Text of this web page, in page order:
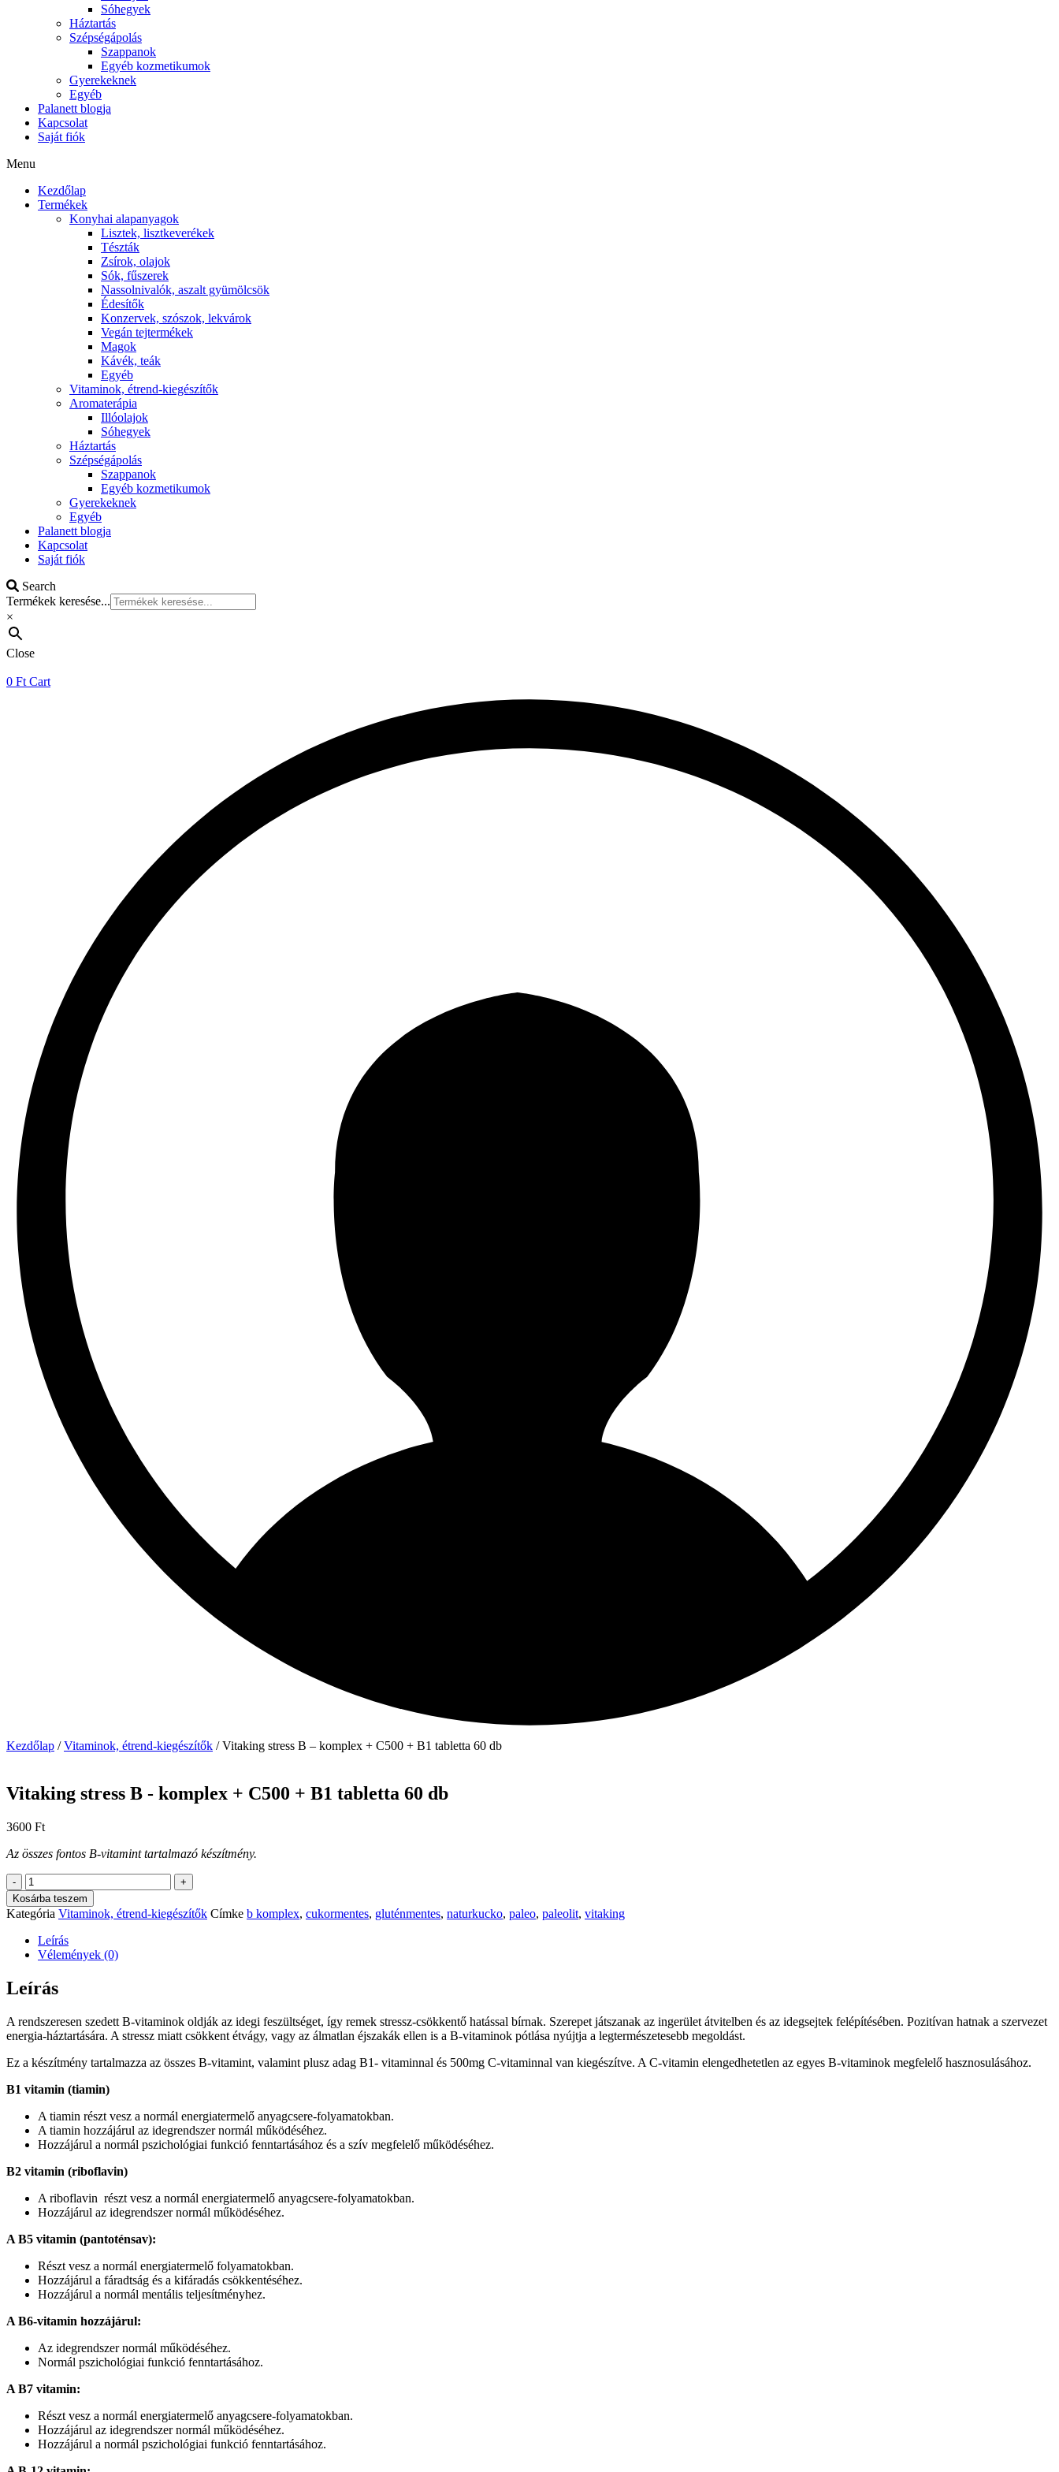
Sóhegyek
Háztartás
Szépségápolás
Szappanok
Egyéb kozmetikumok
Gyerekeknek
Egyéb
Palanett blogja
Kapcsolat
Saját fiók
Menu
Kezdőlap
Termékek
Konyhai alapanyagok
Lisztek, lisztkeverékek
Tészták
Zsírok, olajok
Sók, fűszerek
Nassolnivalók, aszalt gyümölcsök
Édesítők
Konzervek, szószok, lekvárok
Vegán tejtermékek
Magok
Kávék, teák
Egyéb
Vitaminok, étrend-kiegészítők
Aromaterápia
Illóolajok
Sóhegyek
Háztartás
Szépségápolás
Szappanok
Egyéb kozmetikumok
Gyerekeknek
Egyéb
Palanett blogja
Kapcsolat
Saját fiók
Search
Termékek keresése...
×
Close
0 Ft Cart
Kezdőlap /Vitaminok, étrend-kiegészítők / Vitaking stress B – komplex + C500 + B1 tabletta 60 db
Vitaking stress B - komplex + C500 + B1 tabletta 60 db
3600 Ft
Az összes fontos B-vitamint tartalmazó készítmény.
-
Vitaking
stress
B
-
komplex
+
C500
+
B1
60
db
+
Kosárba teszem
Kategória Vitaminok, étrend-kiegészítők Címke b komplex, cukormentes, gluténmentes, naturkucko, paleo, paleolit, vitaking
Leírás
Vélemények (0)
Leírás
A rendszeresen szedett B-vitaminok oldják az idegi feszültséget, így remek stressz-csökkentő hatással bírnak. Szerepet játszanak az ingerület átvitelben és az idegsejtek felépítésében. Pozitívan hatnak a szervezet
energia-háztartására. A stressz miatt csökkent étvágy, vagy az álmatlan éjszakák ellen is a B-vitaminok pótlása nyújtja a legtermészetesebb megoldást.
Ez a készítmény tartalmazza az összes B-vitamint, valamint plusz adag B1- vitaminnal és 500mg C-vitaminnal van kiegészítve. A C-vitamin elengedhetetlen az egyes B-vitaminok megfelelő hasznosulásához.
B1 vitamin (tiamin)
A tiamin részt vesz a normál energiatermelő anyagcsere-folyamatokban.
A tiamin hozzájárul az ideg­rendszer normál működésé­hez.
Hozzájárul a normál pszichológiai funkció fenntartásához és a szív megfelelő működéséhez.
B2 vitamin (riboflavin)
A riboflavin részt vesz a normál energiatermelő anyagcsere-folyamatokban.
Hozzájárul az idegrendszer normál működéséhez.
A B5 vitamin (pantoténsav):
Részt vesz a normál energiatermelő folyamatokban.
Hozzájárul a fáradtság és a kifáradás csökkentéséhez.
Hozzájárul a normál mentális teljesítményhez.
A B6-vitamin hozzájárul:
Az idegrendszer normál műkö­déséhez.
Normál pszichológiai funkció fenntartásához.
A B7 vitamin:
Részt vesz a normál energiatermelő anyagcsere-folyamatokban.
Hozzájárul az ideg­rendszer normál működésé­hez.
Hozzájárul a normál pszichológiai funkció fenn­tartásához.